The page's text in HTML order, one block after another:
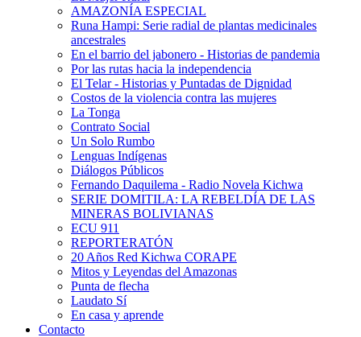
AMAZONÍA ESPECIAL
Runa Hampi: Serie radial de plantas medicinales
ancestrales
En el barrio del jabonero - Historias de pandemia
Por las rutas hacia la independencia
El Telar - Historias y Puntadas de Dignidad
Costos de la violencia contra las mujeres
La Tonga
Contrato Social
Un Solo Rumbo
Lenguas Indígenas
Diálogos Públicos
Fernando Daquilema - Radio Novela Kichwa
SERIE DOMITILA: LA REBELDÍA DE LAS
MINERAS BOLIVIANAS
ECU 911
REPORTERATÓN
20 Años Red Kichwa CORAPE
Mitos y Leyendas del Amazonas
Punta de flecha
Laudato Sí
En casa y aprende
Contacto